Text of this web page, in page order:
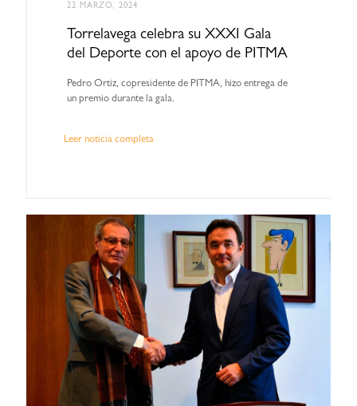
22 MARZO, 2024
Torrelavega celebra su XXXI Gala
del Deporte con el apoyo de PITMA
Pedro Ortiz, copresidente de PITMA, hizo entrega de
un premio durante la gala.
Leer noticia completa